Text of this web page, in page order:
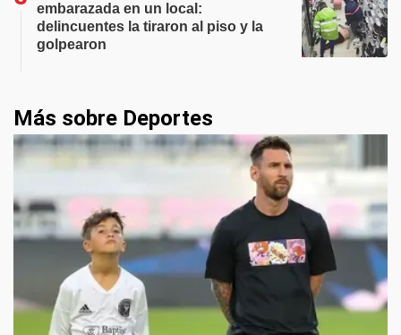
embarazada en un local:
delincuentes la tiraron al piso y la
golpearon
Más sobre Deportes